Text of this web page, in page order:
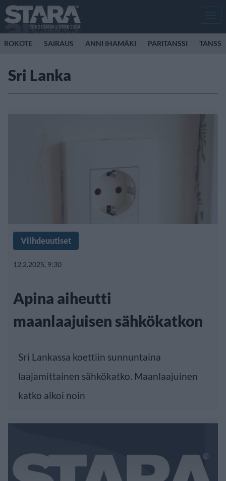
ROKOTE SAIRAUS ANNI IHAMÄKI PARITANSSI TANSSI
Sri Lanka
Viihdeuutiset
12.2.2025, 9:30
Apina aiheutti
maanlaajuisen sähkökatkon
Sri Lankassa koettiin sunnuntaina
laajamittainen sähkökatko. Maanlaajuinen
katko alkoi noin